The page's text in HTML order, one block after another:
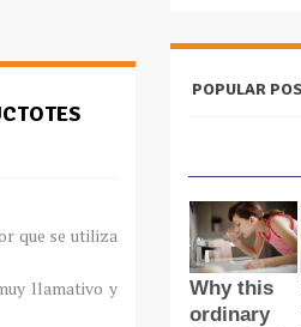
que se utiliza
llamativo y
POPULAR